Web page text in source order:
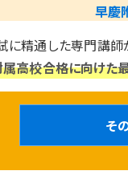
早慶
精通した専門講師
高校合格に向けた
そ